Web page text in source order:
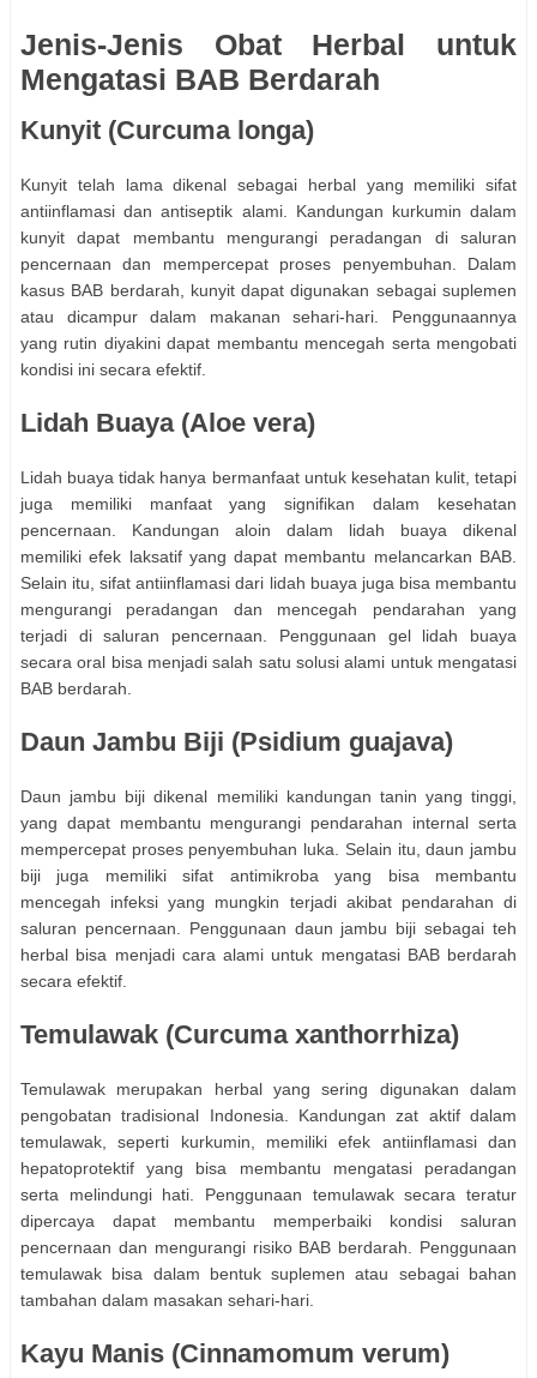
Jenis-Jenis Obat Herbal untuk
Mengatasi BAB Berdarah
Kunyit (Curcuma longa)
Kunyit telah lama dikenal sebagai herbal yang memiliki sifat
antiinflamasi dan antiseptik alami. Kandungan kurkumin dalam
kunyit dapat membantu mengurangi peradangan di saluran
pencernaan dan mempercepat proses penyembuhan. Dalam
kasus BAB berdarah, kunyit dapat digunakan sebagai suplemen
atau dicampur dalam makanan sehari-hari. Penggunaannya
yang rutin diyakini dapat membantu mencegah serta mengobati
kondisi ini secara efektif.
Lidah Buaya (Aloe vera)
Lidah buaya tidak hanya bermanfaat untuk kesehatan kulit, tetapi
juga memiliki manfaat yang signifikan dalam kesehatan
pencernaan. Kandungan aloin dalam lidah buaya dikenal
memiliki efek laksatif yang dapat membantu melancarkan BAB.
Selain itu, sifat antiinflamasi dari lidah buaya juga bisa membantu
mengurangi peradangan dan mencegah pendarahan yang
terjadi di saluran pencernaan. Penggunaan gel lidah buaya
secara oral bisa menjadi salah satu solusi alami untuk mengatasi
BAB berdarah.
Daun Jambu Biji (Psidium guajava)
Daun jambu biji dikenal memiliki kandungan tanin yang tinggi,
yang dapat membantu mengurangi pendarahan internal serta
mempercepat proses penyembuhan luka. Selain itu, daun jambu
biji juga memiliki sifat antimikroba yang bisa membantu
mencegah infeksi yang mungkin terjadi akibat pendarahan di
saluran pencernaan. Penggunaan daun jambu biji sebagai teh
herbal bisa menjadi cara alami untuk mengatasi BAB berdarah
secara efektif.
Temulawak (Curcuma xanthorrhiza)
Temulawak merupakan herbal yang sering digunakan dalam
pengobatan tradisional Indonesia. Kandungan zat aktif dalam
temulawak, seperti kurkumin, memiliki efek antiinflamasi dan
hepatoprotektif yang bisa membantu mengatasi peradangan
serta melindungi hati. Penggunaan temulawak secara teratur
dipercaya dapat membantu memperbaiki kondisi saluran
pencernaan dan mengurangi risiko BAB berdarah. Penggunaan
temulawak bisa dalam bentuk suplemen atau sebagai bahan
tambahan dalam masakan sehari-hari.
Kayu Manis (Cinnamomum verum)